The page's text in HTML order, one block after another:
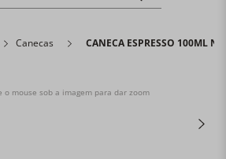
Canecas CANECA ESPRESSO 100ML
o mouse sob a imagem para dar zoom